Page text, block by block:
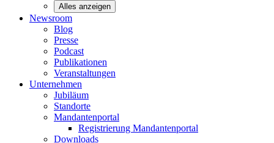
Alles anzeigen
Newsroom
Blog
Presse
Podcast
Publikationen
Veranstaltungen
Unternehmen
Jubiläum
Standorte
Mandantenportal
Registrierung Mandantenportal
Downloads